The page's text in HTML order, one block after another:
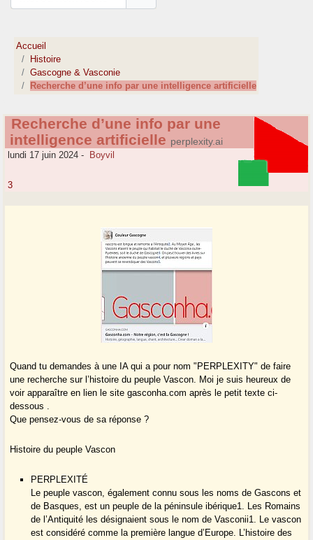
Accueil
Histoire
Gascogne & Vasconie
Recherche d’une info par une intelligence artificielle
Recherche d’une info par une
intelligence artificielle perplexity.ai
lundi 17 juin 2024 - Boyvil
3
Quand tu demandes à une IA qui a pour nom "PERPLEXITY" de faire
une recherche sur l’histoire du peuple Vascon. Moi je suis heureux de
voir apparaître en lien le site gasconha.com après le petit texte ci-
dessous .
Que pensez-vous de sa réponse ?
Histoire du peuple Vascon
PERPLEXITÉ
Le peuple vascon, également connu sous les noms de Gascons et
de Basques, est un peuple de la péninsule ibérique1. Les Romains
de l’Antiquité les désignaient sous le nom de Vasconii1. Le vascon
est considéré comme la première langue d’Europe. L’histoire des